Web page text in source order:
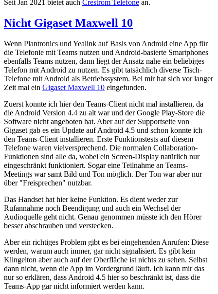
Seit Jan 2021 bietet auch Crestrom Telefone an.
Nicht Gigaset Maxwell 10
Wenn Plantronics und Yealink auf Basis von Android eine App für
die Telefonie mit Teams nutzen und Android-basierte Smartphones
ebenfalls Teams nutzen, dann liegt der Ansatz nahe ein beliebiges
Telefon mit Android zu nutzen. Es gibt tatsächlich diverse Tisch-
Telefone mit Android als Betriebssystem. Bei mir hat sich vor langer
Zeit mal ein Gigaset Maxwell 10 eingefunden.
Zuerst konnte ich hier den Teams-Client nicht mal installieren, da
die Android Version 4.4 zu alt war und der Google Play-Store die
Software nicht angeboten hat. Aber auf der Supportseite von
Gigaset gab es ein Update auf Android 4.5 und schon konnte ich
den Teams-Client installieren. Erste Funktionstests auf diesem
Telefone waren vielversprechend. Die normalen Collaboration-
Funktionen sind alle da, wobei ein Screen-Display natürlich nur
eingeschränkt funktioniert. Sogar eine Teilnahme an Teams-
Meetings war samt Bild und Ton möglich. Der Ton war aber nur
über "Freisprechen" nutzbar.
Das Handset hat hier keine Funktion. Es dient weder zur
Rufannahme noch Beendigung und auch ein Wechsel der
Audioquelle geht nicht. Genau genommen müsste ich den Hörer
besser abschrauben und verstecken.
Aber ein richtiges Problem gibt es bei eingehenden Anrufen: Diese
werden, warum auch immer, gar nicht signalisiert. Es gibt kein
Klingelton aber auch auf der Oberfläche ist nichts zu sehen. Selbst
dann nicht, wenn die App im Vordergrund läuft. Ich kann mir das
nur so erklären, dass Android 4.5 hier so beschränkt ist, dass die
Teams-App gar nicht informiert werden kann.